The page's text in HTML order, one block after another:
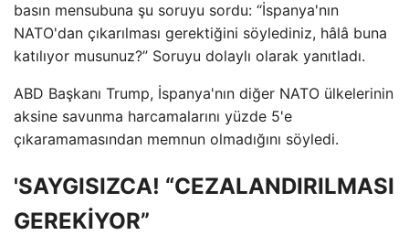
basın mensubuna şu soruyu sordu: “İspanya'nın
NATO'dan çıkarılması gerektiğini söylediniz, hâlâ buna
katılıyor musunuz?” Soruyu dolaylı olarak yanıtladı.
ABD Başkanı Trump, İspanya'nın diğer NATO ülkelerinin
aksine savunma harcamalarını yüzde 5'e
çıkaramamasından memnun olmadığını söyledi.
'SAYGISIZCA! “CEZALANDIRILMASI
GEREKİYOR”